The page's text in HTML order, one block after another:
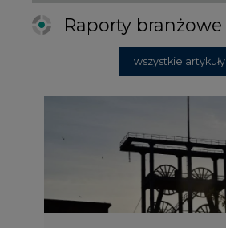
Raporty branżowe
wszystkie artykuły